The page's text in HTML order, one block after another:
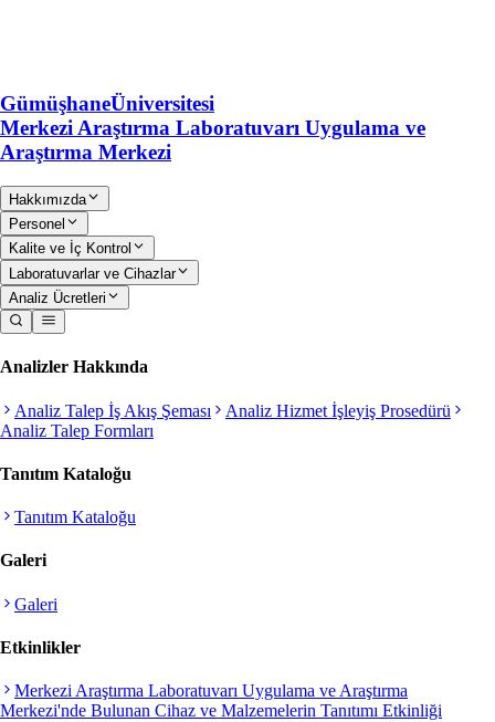
GümüşhaneÜniversitesi
Merkezi Araştırma Laboratuvarı Uygulama ve
Araştırma Merkezi
Hakkımızda
Personel
Kalite ve İç Kontrol
Laboratuvarlar ve Cihazlar
Analiz Ücretleri
Analizler Hakkında
Analiz Talep İş Akış Şeması
Analiz Hizmet İşleyiş Prosedürü
Analiz Talep Formları
Tanıtım Kataloğu
Tanıtım Kataloğu
Galeri
Galeri
Etkinlikler
Merkezi Araştırma Laboratuvarı Uygulama ve Araştırma
Merkezi'nde Bulunan Cihaz ve Malzemelerin Tanıtımı Etkinliği